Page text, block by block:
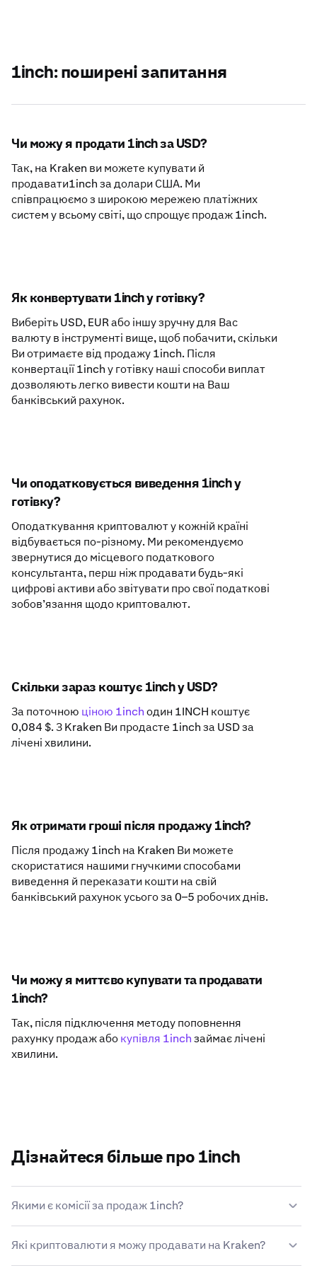
1inch: поширені запитання
Чи можу я продати 1inch за USD?
Так, на Kraken ви можете купувати й
продавати1inch за долари США. Ми
співпрацюємо з широкою мережею платіжних
систем у всьому світі, що спрощує продаж 1inch.
Як конвертувати 1inch у готівку?
Виберіть USD, EUR або іншу зручну для Вас
валюту в інструменті вище, щоб побачити, скільки
Ви отримаєте від продажу 1inch. Після
конвертації 1inch у готівку наші способи виплат
дозволяють легко вивести кошти на Ваш
банківський рахунок.
Чи оподатковується виведення 1inch у
готівку?
Оподаткування криптовалют у кожній країні
відбувається по-різному. Ми рекомендуємо
звернутися до місцевого податкового
консультанта, перш ніж продавати будь-які
цифрові активи або звітувати про свої податкові
зобов’язання щодо криптовалют.
Скільки зараз коштує 1inch у USD?
За поточною ціною 1inchодин 1INCH коштує
0,084 $. З Kraken Ви продасте 1inch за USD за
лічені хвилини.
Як отримати гроші після продажу 1inch?
Після продажу 1inch на Kraken Ви можете
скористатися нашими гнучкими способами
виведення й переказати кошти на свій
банківський рахунок усього за 0–5 робочих днів.
Чи можу я миттєво купувати та продавати
1inch?
Так, після підключення методу поповнення
рахунку продаж абокупівля 1inchзаймає лічені
хвилини.
Дізнайтеся більше про 1inch
Якими є комісії за продаж 1inch?
комісій залежно від розміру транзакції, типу активу,
способу оплати й ринкових умов.Дізнайтеся більше
Які криптовалюти я можу продавати на Kraken?